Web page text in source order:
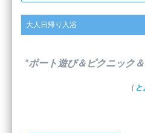
大人日帰り入浴
”ボート遊び＆ピクニック
( と